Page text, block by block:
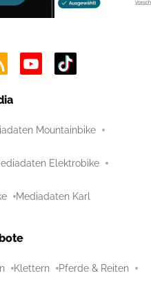
Mountainbike
Elektrobike
Mediadaten Karl
Klettern Pferde & Reiten